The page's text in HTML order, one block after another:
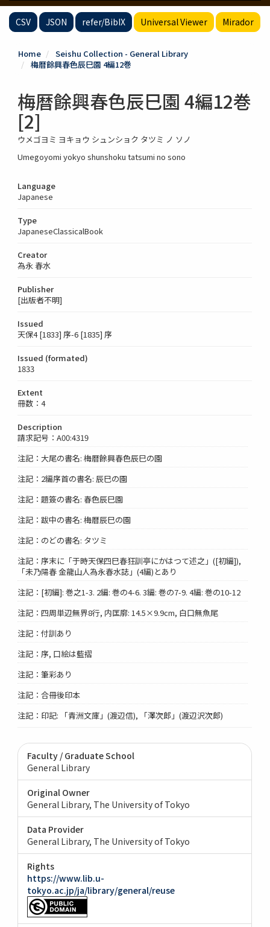
CSV JSON refer/BibIX Universal Viewer Mirador
Home
Seishu Collection - General Library
梅暦餘興春色辰巳園 4編12巻
梅暦餘興春色辰巳園 4編12巻
[2]
ウメゴヨミ ヨキョウ シュンショク タツミ ノ ソノ
Umegoyomi yokyo shunshoku tatsumi no sono
Language
Japanese
Type
JapaneseClassicalBook
Creator
為永 春水
Publisher
[出版者不明]
Issued
天保4 [1833] 序-6 [1835] 序
Issued (formated)
1833
Extent
冊数：4
Description
請求記号：A00:4319
注記：大尾の書名: 梅暦餘興春色辰巳の園
注記：2編序首の書名: 辰巳の園
注記：題簽の書名: 春色辰巳園
注記：跋中の書名: 梅暦辰巳の園
注記：のどの書名: タツミ
注記：序末に「于時天保四巳春狂訓亭にかはつて述之」([初編]),
「未乃陽春 金龍山人為永春水誌」(4編)とあり
注記：[初編]: 巻之1-3. 2編: 巻の4-6. 3編: 巻の7-9. 4編: 巻の10-12
注記：四周単辺無界8行, 内匡廓: 14.5×9.9cm, 白口無魚尾
注記：付訓あり
注記：序, 口絵は藍摺
注記：筆彩あり
注記：合冊後印本
注記：印記: 「青洲文庫」(渡辺信), 「澤次郎」(渡辺沢次郎)
Faculty / Graduate School
General Library
Original Owner
General Library, The University of Tokyo
Data Provider
General Library, The University of Tokyo
Rights
https://www.lib.u-
tokyo.ac.jp/ja/library/general/reuse